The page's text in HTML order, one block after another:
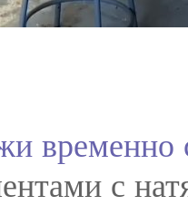
временно
с